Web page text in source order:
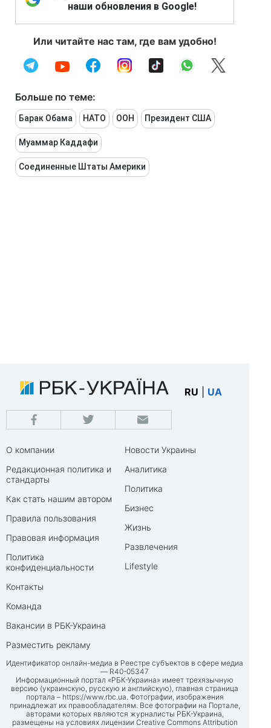
наши обновления в Google!
Или читайте нас там, где вам удобно!
Больше по теме:
Барак Обама НАТО ООН Президент США
Муаммар Каддафи
Соединенные Штаты Америки
RU UA
О компании
Редакционная политика и
стандарты
Как стать нашим автором
Правила пользования
Правовая информация
Политика
конфиденциальности
Контакты
Команда
Вакансии в РБК-Украина
Разместить рекламу
Новости Украины
Аналитика
Политика
Бизнес
Жизнь
Развлечения
Lifestyle
Идентификатор онлайн-медиа в Реестре субъектов в сфере медиа
— R40-05347
Информационный портал «РБК-Украина» имеет трехязычную
версию (украинскую, русскую и английскую), главная страница
портала – https://www.rbc.ua. Фотографии, изображения
принадлежат их правообладателям. Все фотографии на Портале,
авторами которых являются журналисты РБК-Украина,
размещены на условиях лицензии Creative Commons Attribution